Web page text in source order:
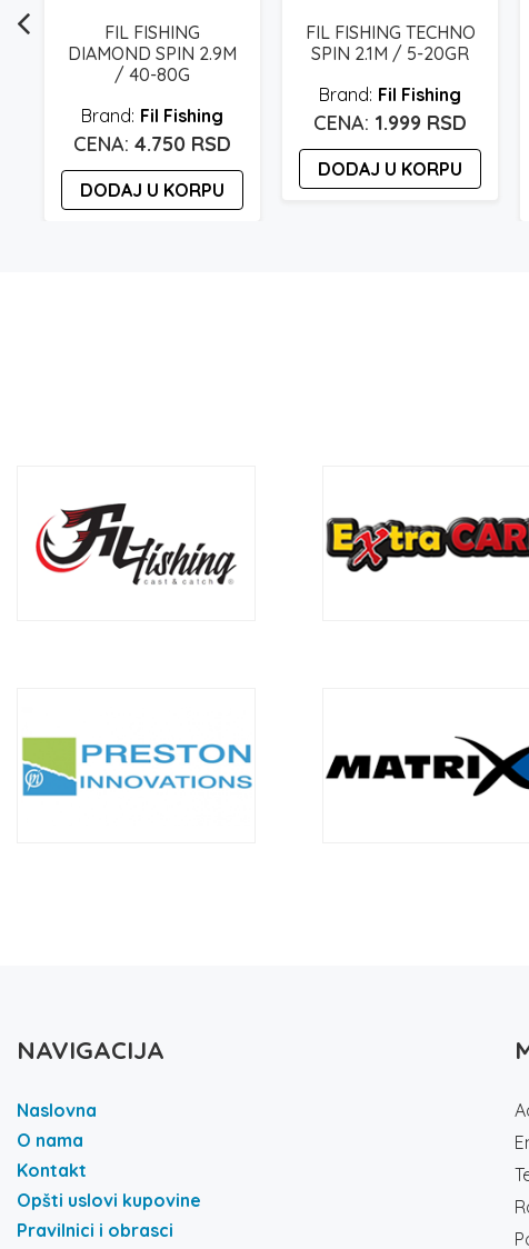
FIL FISHING
DIAMOND SPIN 2.9M
/ 40-80G
Fil Fishing
4.750 RSD
DODAJ U KORPU
FIL FISHING TECHNO
SPIN 2.1M / 5-20GR
Fil Fishing
1.999 RSD
DODAJ U KORPU
NAVIGACIJA
Naslovna
O nama
Kontakt
Opšti uslovi kupovine
Pravilnici i obrasci